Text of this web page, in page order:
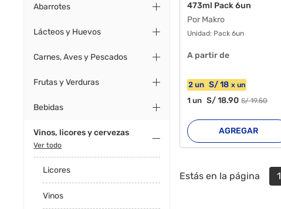
Abarrotes
Lácteos y Huevos
Carnes, Aves y Pescados
Frutas y Verduras
Bebidas
Vinos, licores y cervezas
Ver todo
Licores
Vinos
473ml Pack 6un
Por Makro
Unidad: Pack 6un
A partir de
2 un S/18 xun
1un S/18.90 S/19.50
AGREGAR
Estás en la página 1